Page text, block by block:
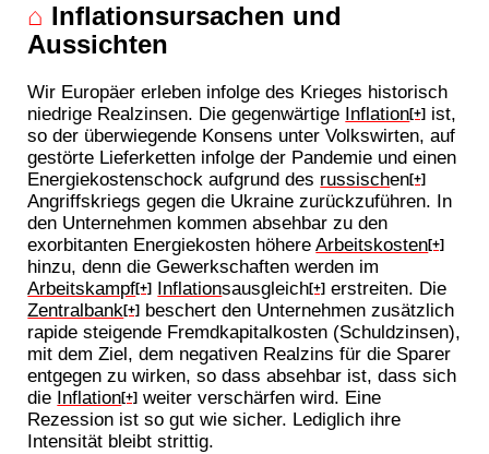
⌂ Inflationsursachen und
Aussichten
Wir Europäer erleben infolge des Krieges historisch
niedrige Realzinsen. Die gegenwärtige Inflation[+] ist,
so der überwiegende Konsens unter Volkswirten, auf
gestörte Lieferketten infolge der Pandemie und einen
Energiekostenschock aufgrund des russischen[+]
Angriffskriegs gegen die Ukraine zurückzuführen. In
den Unternehmen kommen absehbar zu den
exorbitanten Energiekosten höhereArbeitskosten[+]
hinzu, denn die Gewerkschaften werden im
Arbeitskampf[+] Inflationsausgleich[+] erstreiten. Die
Zentralbank[+] beschert den Unternehmen zusätzlich
rapide steigende Fremdkapitalkosten (Schuldzinsen),
mit dem Ziel, dem negativen Realzins für die Sparer
entgegen zu wirken, so dass absehbar ist, dass sich
die Inflation[+] weiter verschärfen wird. Eine
Rezession ist so gut wie sicher. Lediglich ihre
Intensität bleibt strittig.